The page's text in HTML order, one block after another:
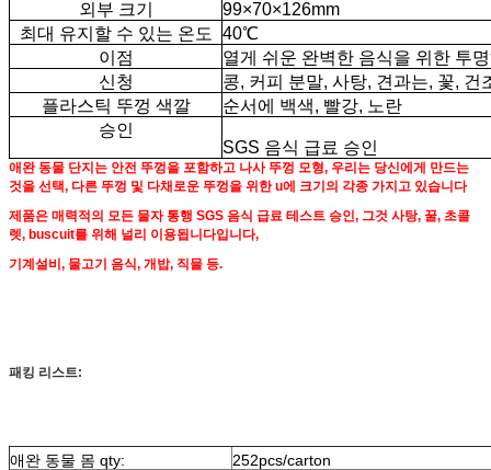
외부 크기
99×70×126mm
최대 유지할 수 있는 온도
40℃
이점
열게 쉬운 완벽한 음식을 위한 투
신청
콩, 커피 분말, 사탕, 견과는, 꽃, 건
플라스틱 뚜껑 색깔
순서에 백색, 빨강, 노란
승인
SGS 음식 급료 승인
애완 동물 단지는 안전 뚜껑을 포함하고 나사 뚜껑 모형, 우리는 당신에게 만드는
것을 선택, 다른 뚜껑 및 다채로운 뚜껑을 위한 u에 크기의 각종 가지고 있습니다
제품은 매력적의 모든 물자 통행 SGS 음식 급료 테스트 승인, 그것 사탕, 꿀, 초콜
렛, buscuit를 위해 널리 이용됩니다입니다,
기계설비, 물고기 음식, 개밥, 직물 등.
패킹 리스트:
애완 동물 몸 qty:
252pcs/carton